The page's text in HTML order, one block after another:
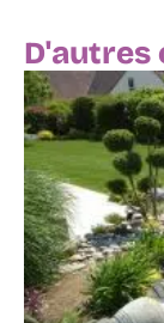
D'autres